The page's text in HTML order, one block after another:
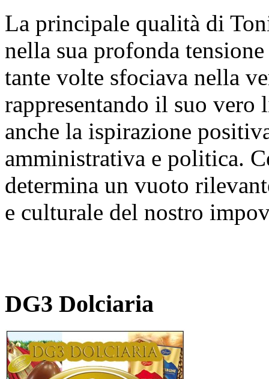
La principale qualità di
nella sua profonda
tante volte sfociava nella
rappresentando il suo
anche la ispirazione
amministrativa e politica.
determina un vuoto
e culturale del nostro
DG3 Dolciaria